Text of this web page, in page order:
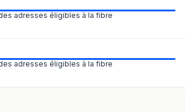
adresses éligibles à la fibre
adresses éligibles à la fibre